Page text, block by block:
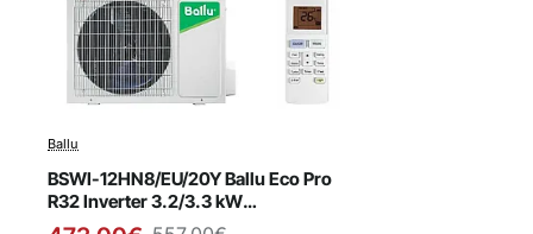
Ballu
BSWI-12HN8/EU/20Y Ballu Eco Pro
R32 Inverter 3.2/3.3 kW
kondicionierius